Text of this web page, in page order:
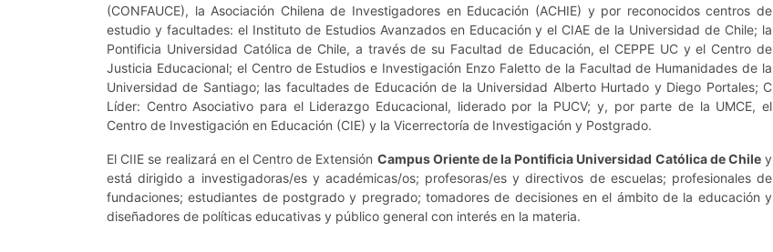
(CONFAUCE), la Asociación Chilena de Investigadores en Educación (ACHIE) y por reconocidos centros de
estudio y facultades: el Instituto de Estudios Avanzados en Educación y el CIAE de la Universidad de Chile; la
Pontificia Universidad Católica de Chile, a través de su Facultad de Educación, el CEPPE UC y el Centro de
Justicia Educacional; el Centro de Estudios e Investigación Enzo Faletto de la Facultad de Humanidades de la
Universidad de Santiago; las facultades de Educación de la Universidad Alberto Hurtado y Diego Portales; C
Líder: Centro Asociativo para el Liderazgo Educacional, liderado por la PUCV; y, por parte de la UMCE, el
Centro de Investigación en Educación (CIE) y la Vicerrectoría de Investigación y Postgrado.
El CIIE se realizará en el Centro de Extensión Campus Oriente de la Pontificia Universidad Católica de Chiley
está dirigido a investigadoras/es y académicas/os; profesoras/es y directivos de escuelas; profesionales de
fundaciones; estudiantes de postgrado y pregrado; tomadores de decisiones en el ámbito de la educación y
diseñadores de políticas educativas y público general con interés en la materia.